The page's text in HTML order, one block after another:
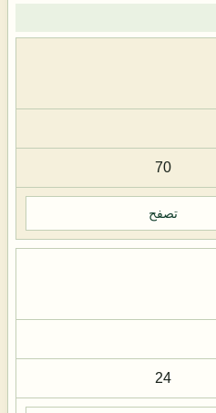
70
تصفح
24